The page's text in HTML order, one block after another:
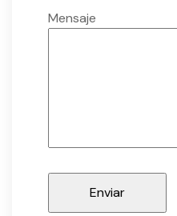
Mensaje